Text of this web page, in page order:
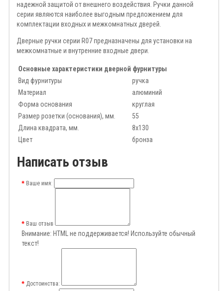
надежной защитой от внешнего воздействия. Ручки данной
серии являются наиболее выгодным предложением для
комплектации входных и межкомнатных дверей.
Дверные ручки серии R07 предназначены для установки на
межкомнатные и внутренние входные двери.
Основные характеристики дверной фурнитуры
Вид фурнитуры
ручка
Материал
алюминий
Форма основания
круглая
Размер розетки (основания), мм.
55
Длина квадрата, мм.
8x130
Цвет
бронза
Написать отзыв
Ваше имя:
Ваш отзыв
Внимание: HTML не поддерживается! Используйте обычный
текст!
Достоинства: